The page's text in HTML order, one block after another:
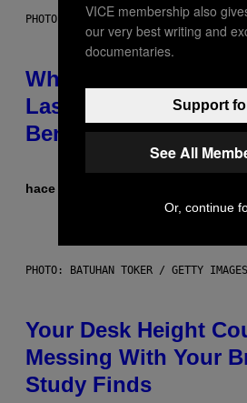
PHOTO: NASA; DR PIXEL / GETTY
Why NASA Wants to
Laser-Powered
Beneath the Moon
hace 4 minutos
PHOTO: BATUHAN TOKER / GETTY IMAGES
Your Desk Height
Messing With Your
Study Finds
VICE membership also
our very best writing and
documentaries.
Support
See All
Or, continue